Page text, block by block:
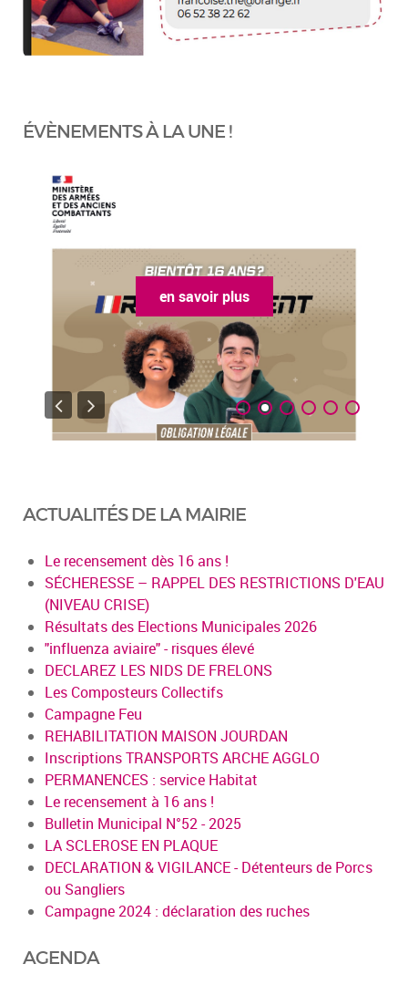
ÉVÈNEMENTS À LA UNE !
en savoir plus
ACTUALITÉS DE LA MAIRIE
Le recensement dès 16 ans !
SÉCHERESSE – RAPPEL DES RESTRICTIONS D'EAU
(NIVEAU CRISE)
Résultats des Elections Municipales 2026
"influenza aviaire" - risques élevé
DECLAREZ LES NIDS DE FRELONS
Les Composteurs Collectifs
Campagne Feu
REHABILITATION MAISON JOURDAN
Inscriptions TRANSPORTS ARCHE AGGLO
PERMANENCES : service Habitat
Le recensement à 16 ans !
Bulletin Municipal N°52 - 2025
LA SCLEROSE EN PLAQUE
DECLARATION & VIGILANCE - Détenteurs de Porcs
ou Sangliers
Campagne 2024 : déclaration des ruches
AGENDA